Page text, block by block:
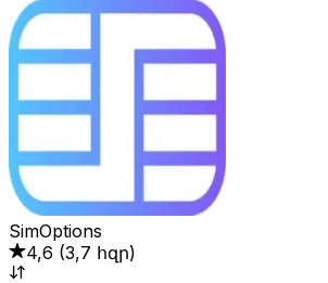
SimOptions
4,6 (3,7 հզր)